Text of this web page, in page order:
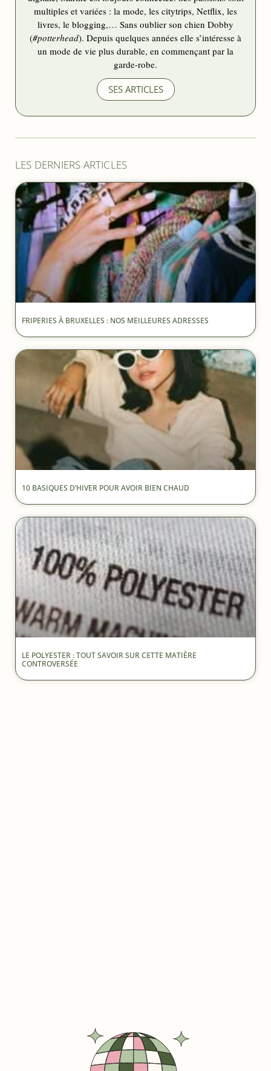
multiples et variées : la mode, les citytrips, Netflix, les
livres, le blogging,… Sans oublier son chien Dobby
(#potterhead). Depuis quelques années elle s’intéresse à
un mode de vie plus durable, en commençant par la
garde-robe.
SES ARTICLES
LES DERNIERS ARTICLES
FRIPERIES À BRUXELLES : NOS MEILLEURES ADRESSES
10 BASIQUES D’HIVER POUR AVOIR BIEN CHAUD
LE POLYESTER : TOUT SAVOIR SUR CETTE MATIÈRE
CONTROVERSÉE